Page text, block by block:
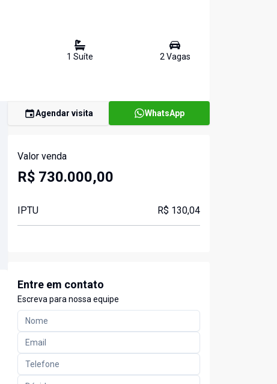
1 Suíte 2Vagas
Agendar visita WhatsApp
Valor venda
R$ 730.000,00
IPTU R$ 130,04
Entre em contato
Escreva para nossa equipe